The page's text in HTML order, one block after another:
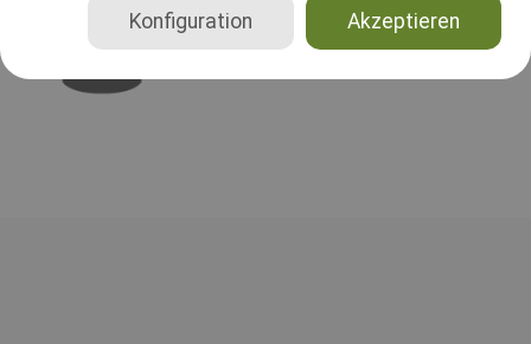
Akzeptieren
Konfiguration
Vivi Gilsager
Dänemark